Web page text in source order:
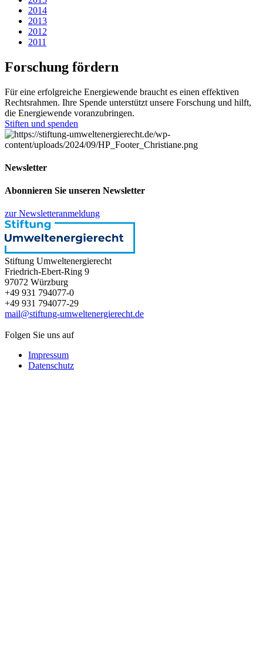
2014
2013
2012
2011
Forschung fördern
Für eine erfolgreiche Energiewende braucht es einen effektiven
Rechtsrahmen. Ihre Spende unterstützt unsere Forschung und hilft,
die Energiewende voranzubringen.
Stiften und spenden
Newsletter
Abonnieren Sie unseren Newsletter
zur Newsletteranmeldung
Stiftung Umweltenergierecht
Friedrich-Ebert-Ring 9
97072 Würzburg
+49 931 794077-0
+49 931 794077-29
mail@stiftung-umweltenergierecht.de
Folgen Sie uns auf
Impressum
Datenschutz